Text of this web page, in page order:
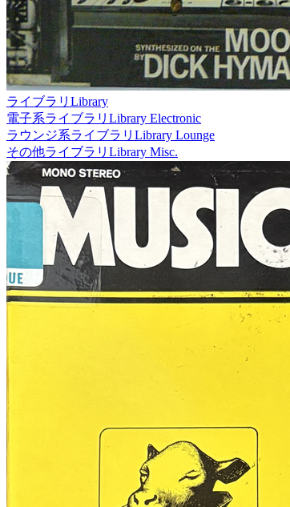
ライブラリ Library
電子系ライブラリ Library Electronic
ラウンジ系ライブラリ Library Lounge
その他ライブラリ Library Misc.